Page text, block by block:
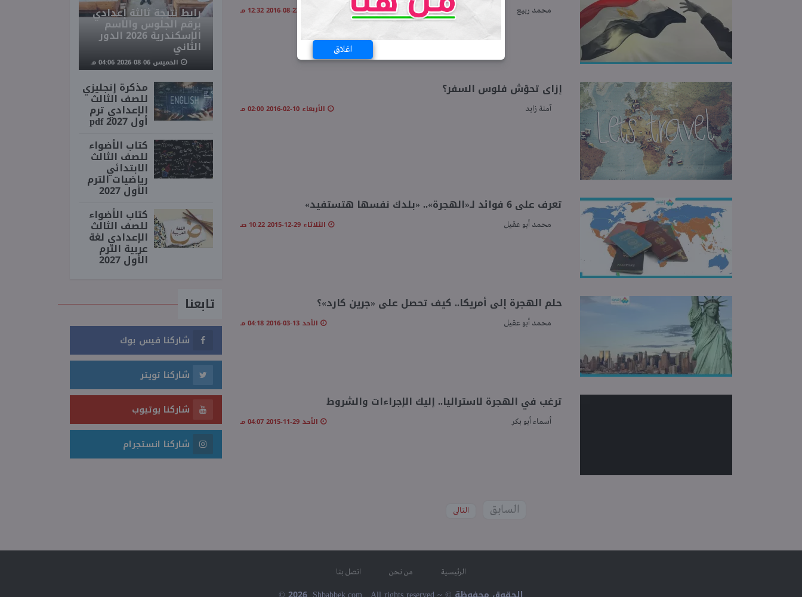
اغلاق
محمد ربيع
إزاى تحوّش فلوس السفر؟
آمنة زايد الأربعاء 10-02-2016 02:00 مـ
تعرف على 6 فوائد لـ«الهجرة».. «بلدك نفسها هتستفيد»
محمد أبو عقيل الثلاثاء 29-12-2015 10:22 صـ
حلم الهجرة إلى أمريكا.. كيف تحصل على «جرين كارد»؟
محمد أبو عقيل الأحد 13-03-2016 04:18 مـ
ترغب في الهجرة لاستراليا.. إليك الإجراءات والشروط
أسماء أبو بكر الأحد 29-11-2015 04:07 مـ
السابق التالى
رابط نتيجة ثالثة إعدادي
برقم الجلوس والاسم
الإسكندرية 2026 الدور
الثاني
الخميس 06-08-2026 04:06 مـ
مذكرة إنجليزي
للصف الثالث
الإعدادي ترم
أول 2027 pdf
كتاب الأضواء
للصف الثالث
الابتدائي
رياضيات الترم
الأول 2027
كتاب الأضواء
للصف الثالث
الإعدادي لغة
عربية الترم
الأول 2027
تابعنا
شاركنا فيس بوك
شاركنا تويتر
شاركنا يوتيوب
شاركنا انستجرام
الرئيسية من نحن اتصل بنا